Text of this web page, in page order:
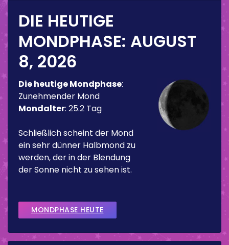
DIE HEUTIGE
MONDPHASE: AUGUST
8, 2026
Die heutige Mondphase:
Zunehmender Mond
Mondalter: 25.2 Tag
Schließlich scheint der Mond
ein sehr dünner Halbmond zu
werden, der in der Blendung
der Sonne nicht zu sehen ist.
MONDPHASE HEUTE